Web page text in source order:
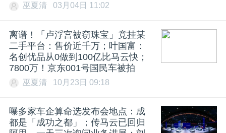
巫夏清 03月04日 11:02
离谱！「卢浮宫被窃珠宝」竟挂某
二手平台：售价近千万；叶国富：
名创优品从0做到100亿比马云快；
7800万！京东001号国民车被拍
巫夏清 10月23日 09:18
曝多家车企算命选发布会地点：成
都是「成功之都」；传马云已回归